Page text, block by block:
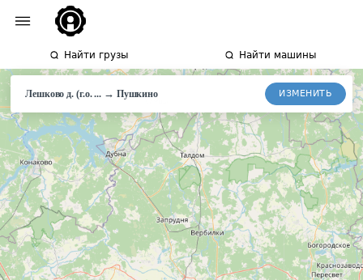
Найти грузы Найти машины
Лешково д. (г.о. ... → Пушкино ИЗМЕНИТЬ